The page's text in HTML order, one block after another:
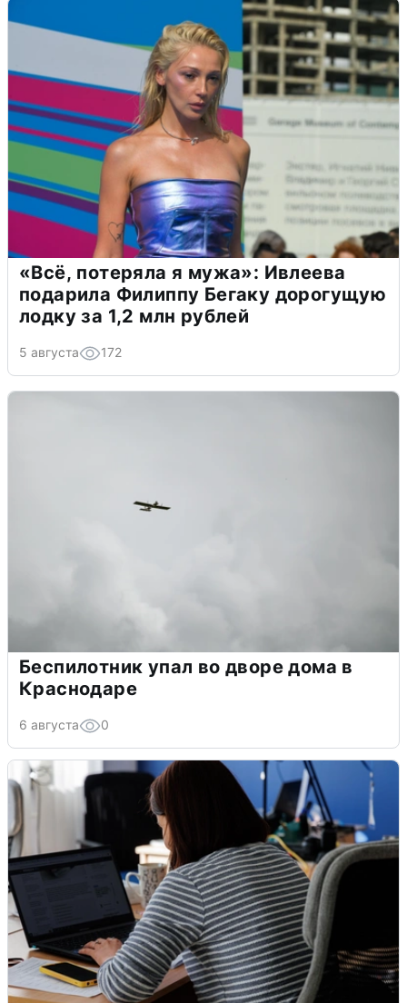
«Всё, потеряла я мужа»: Ивлеева
подарила Филиппу Бегаку дорогущую
лодку за 1,2 млн рублей
5 августа 172
Беспилотник упал во дворе дома в
Краснодаре
6 августа 0